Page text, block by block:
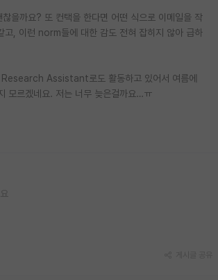
을까요? 또 컨택을 한다면 어떤 식으로 이메일을 작
고, 이런 norm들에 대한 감도 전혀 잡히지 않아 급하
Assistant로도 활동하고 있어서 여름에
모르겠네요. 저는 너무 늦은걸까요…ㅠ